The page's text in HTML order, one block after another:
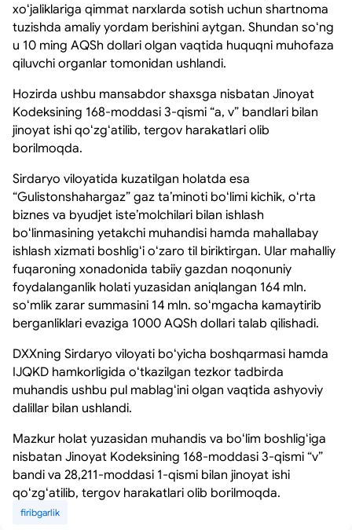
xoʻjaliklariga qimmat narxlarda sotish uchun shartnoma
tuzishda amaliy yordam berishini aytgan. Shundan soʻng
u 10 ming AQSh dollari olgan vaqtida huquqni muhofaza
qiluvchi organlar tomonidan ushlandi.
Hozirda ushbu mansabdor shaxsga nisbatan Jinoyat
Kodeksining 168-moddasi 3-qismi “a, v” bandlari bilan
jinoyat ishi qoʻzgʻatilib, tergov harakatlari olib
borilmoqda.
Sirdaryo viloyatida kuzatilgan holatda esa
“Gulistonshahargaz” gaz taʼminoti boʻlimi kichik, oʻrta
biznes va byudjet isteʼmolchilari bilan ishlash
boʻlinmasining yetakchi muhandisi hamda mahallabay
ishlash xizmati boshligʻi oʻzaro til biriktirgan. Ular mahalliy
fuqaroning xonadonida tabiiy gazdan noqonuniy
foydalanganlik holati yuzasidan aniqlangan 164 mln.
soʻmlik zarar summasini 14 mln. soʻmgacha kamaytirib
berganliklari evaziga 1000 AQSh dollari talab qilishadi.
DXXning Sirdaryo viloyati boʻyicha boshqarmasi hamda
IJQKD hamkorligida oʻtkazilgan tezkor tadbirda
muhandis ushbu pul mablagʻini olgan vaqtida ashyoviy
dalillar bilan ushlandi.
Mazkur holat yuzasidan muhandis va boʻlim boshligʻiga
nisbatan Jinoyat Kodeksining 168-moddasi 3-qismi “v”
bandi va 28,211-moddasi 1-qismi bilan jinoyat ishi
qoʻzgʻatilib, tergov harakatlari olib borilmoqda.
firibgarlik